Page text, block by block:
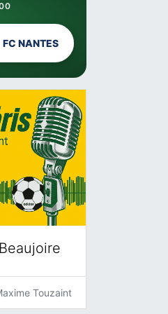
FC NANTES
Touzaint